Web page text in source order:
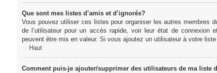
Que sont mes listes d’amis et d’ignorés?
Vous pouvez utiliser ces listes pour organiser les autres membres
de l’utilisateur pour un accès rapide, voir leur état de connexion
peuvent être mis en valeur. Si vous ajoutez un utilisateur à votre
Haut
Comment puis-je ajouter/supprimer des utilisateurs de ma liste